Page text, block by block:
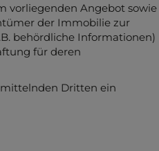
vorliegenden Angebot sowie
der Immobilie zur
behördliche Informationen)
für deren
Dritten ein